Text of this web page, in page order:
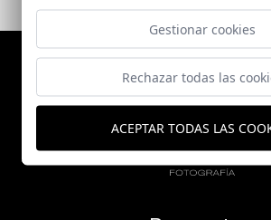
Gestionar cookies
Rechazar todas las
ACEPTAR TODAS LAS